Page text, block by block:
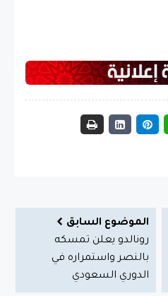
الموضوع السابق
رونالدو يعلن تمسكه
بالنصر واستمراره في
الدوري السعودي